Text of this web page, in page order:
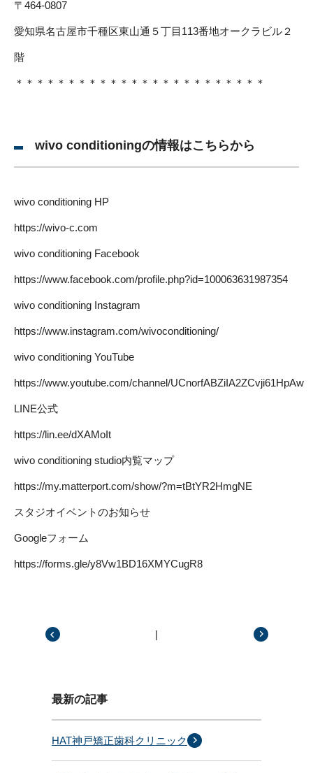
〒464-0807
愛知県名古屋市千種区東山通５丁目113番地オークラビル２
階
＊＊＊＊＊＊＊＊＊＊＊＊＊＊＊＊＊＊＊＊＊＊＊＊
wivo conditioningの情報はこちらから
wivo conditioning HP
https://wivo-c.com
wivo conditioning Facebook
https://www.facebook.com/profile.php?id=100063631987354
wivo conditioning Instagram
https://www.instagram.com/wivoconditioning/
wivo conditioning YouTube
https://www.youtube.com/channel/UCnorfABZiIA2ZCvji61HpAw
LINE公式
https://lin.ee/dXAMoIt
wivo conditioning studio内覧マップ
https://my.matterport.com/show/?m=tBtYR2HmgNE
スタジオイベントのお知らせ
Googleフォーム
https://forms.gle/y8Vw1BD16XMYCugR8
|
最新の記事
HAT神戸矯正歯科クリニック